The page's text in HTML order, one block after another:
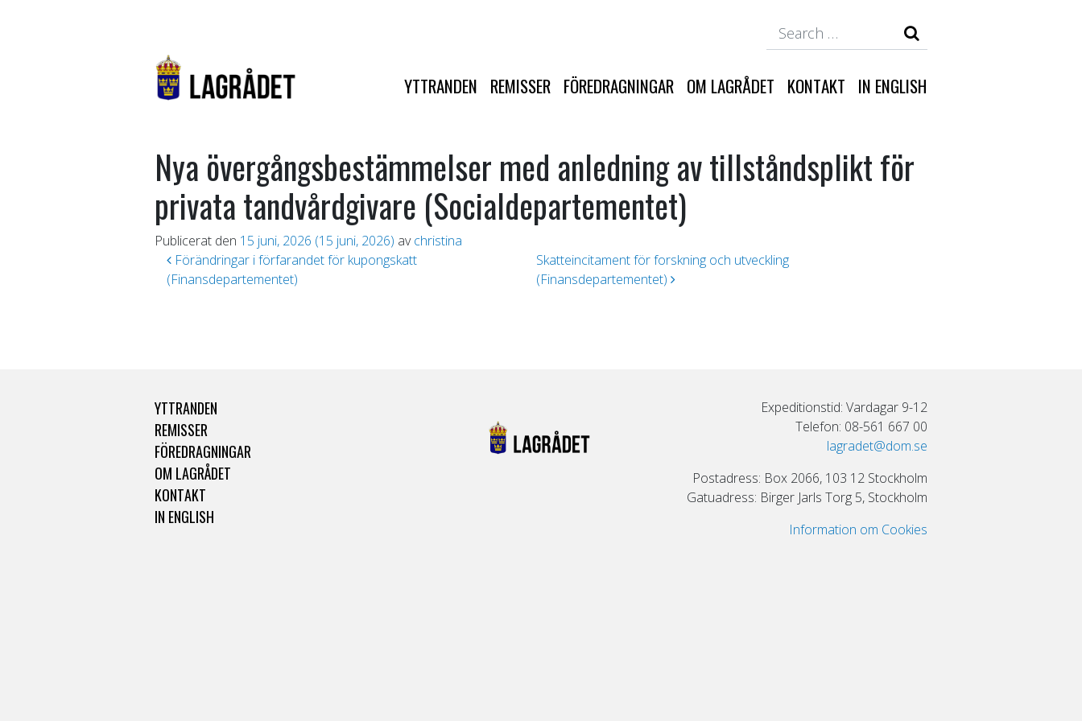
YTTRANDEN REMISSER FÖREDRAGNINGAR OM LAGRÅDET KONTAKT IN ENGLISH
Nya övergångsbestämmelser med anledning av tillståndsplikt för
privata tandvårdgivare (Socialdepartementet)
Publicerat den 15 juni, 2026 (15 juni, 2026) av christina
Inläggsnavigering
Förändringar i förfarandet för kupongskatt
(Finansdepartementet)
Skatteincitament för forskning och utveckling
(Finansdepartementet)
YTTRANDEN
REMISSER
FÖREDRAGNINGAR
OM LAGRÅDET
KONTAKT
IN ENGLISH
Expeditionstid: Vardagar 9-12
Telefon: 08-561 667 00
lagradet@dom.se
Postadress: Box 2066, 103 12 Stockholm
Gatuadress: Birger Jarls Torg 5, Stockholm
Information om Cookies